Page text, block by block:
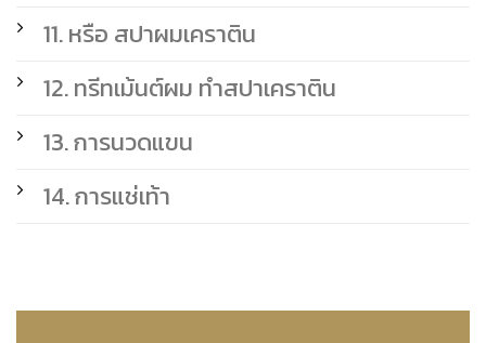
11. หรือ สปาผมเคราติน
12. ทรีทเม้นต์ผม ทำสปาเคราติน
13. การนวดแขน
14. การแช่เท้า